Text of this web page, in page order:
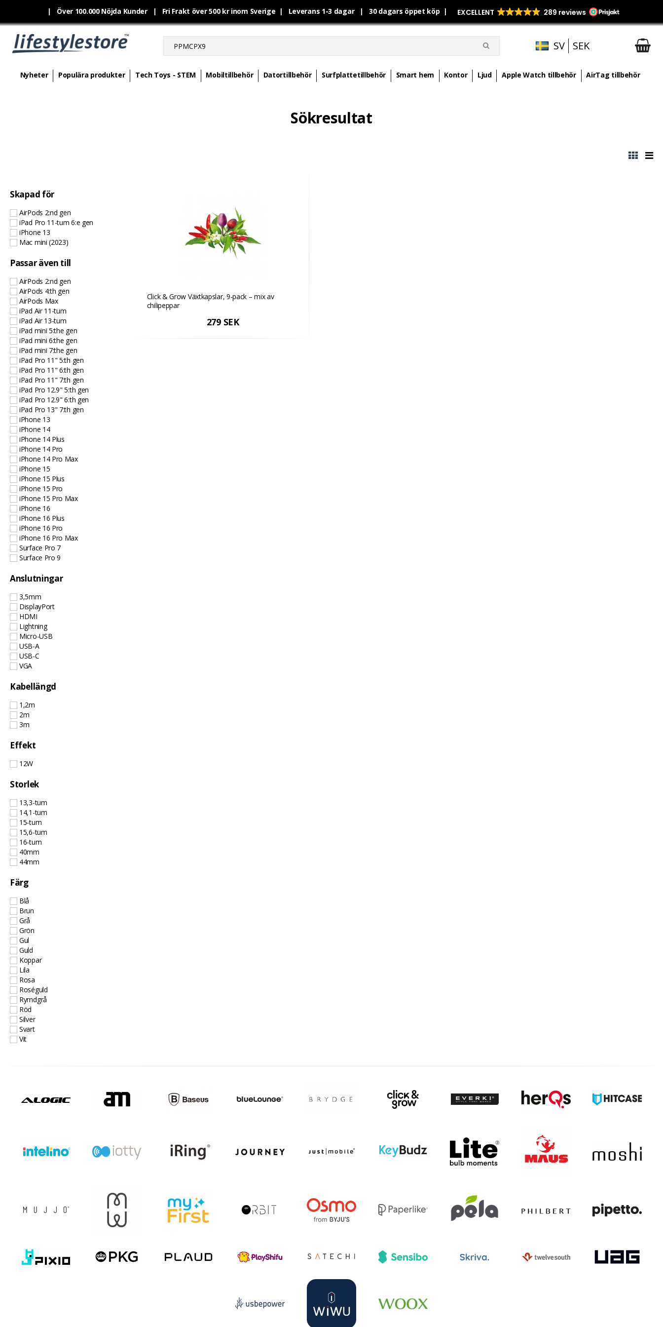
| Över 100.000 Nöjda Kunder | Fri Frakt över 500 kr inom Sverige | Leverans 1-3 dagar | 30 dagars öppet köp |
SV SEK
Nyheter Populära produkter Tech Toys - STEM Mobiltillbehör Datortillbehör Surfplattetillbehör Smart hem Kontor Ljud Apple Watch tillbehör AirTag tillbehör
Sökresultat
Skapad för
AirPods 2:nd gen
iPad Pro 11-tum 6:e gen
iPhone 13
Mac mini (2023)
Passar även till
AirPods 2:nd gen
AirPods 4:th gen
AirPods Max
iPad Air 11-tum
iPad Air 13-tum
iPad mini 5:the gen
iPad mini 6:the gen
iPad mini 7:the gen
iPad Pro 11" 5:th gen
iPad Pro 11" 6:th gen
iPad Pro 11" 7:th gen
iPad Pro 12.9" 5:th gen
iPad Pro 12.9" 6:th gen
iPad Pro 13" 7:th gen
iPhone 13
iPhone 14
iPhone 14 Plus
iPhone 14 Pro
iPhone 14 Pro Max
iPhone 15
iPhone 15 Plus
iPhone 15 Pro
iPhone 15 Pro Max
iPhone 16
iPhone 16 Plus
iPhone 16 Pro
iPhone 16 Pro Max
Surface Pro 7
Surface Pro 9
Anslutningar
3,5mm
DisplayPort
HDMI
Lightning
Micro-USB
USB-A
USB-C
VGA
Kabellängd
1,2m
2m
3m
Effekt
12W
Storlek
13,3-tum
14,1-tum
15-tum
15,6-tum
16-tum
40mm
44mm
Färg
Blå
Brun
Grå
Grön
Gul
Guld
Koppar
Lila
Rosa
Roséguld
Rymdgrå
Röd
Silver
Svart
Vit
Click & Grow Växtkapslar, 9-pack – mix av
chilipeppar
279 SEK